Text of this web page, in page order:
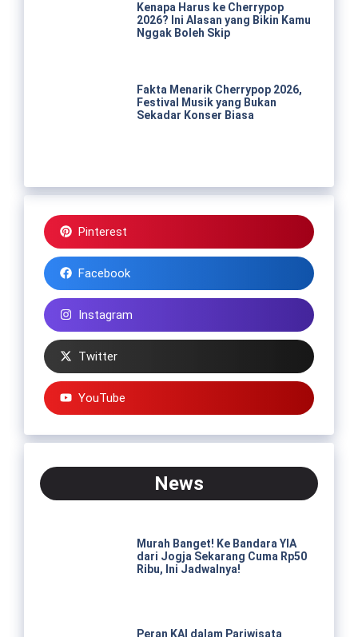
Kenapa Harus ke Cherrypop
2026? Ini Alasan yang Bikin Kamu
Nggak Boleh Skip
Fakta Menarik Cherrypop 2026,
Festival Musik yang Bukan
Sekadar Konser Biasa
Pinterest
Facebook
Instagram
Twitter
YouTube
News
Murah Banget! Ke Bandara YIA
dari Jogja Sekarang Cuma Rp50
Ribu, Ini Jadwalnya!
Peran KAI dalam Pariwisata